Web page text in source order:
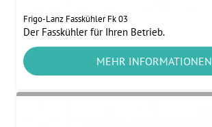
Frigo-Lanz Fasskühler Fk 03
Der Fasskühler für Ihren Betrieb.
MEHR INFORMATIONEN